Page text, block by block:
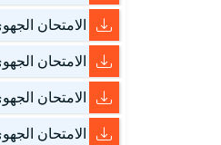
الامتحان الجهوي
الامتحان الجهوي
الامتحان الجهوي
الامتحان الجهوي